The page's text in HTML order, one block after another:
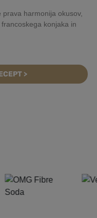
harmonija okusov,
konjaka in
>